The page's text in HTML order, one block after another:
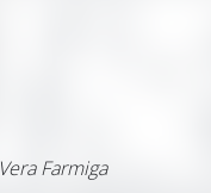
Vera Farmiga